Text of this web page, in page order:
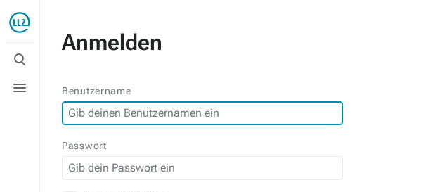
Suche
umschalten
umschalten
Anmelden
Benutzername
Passwort